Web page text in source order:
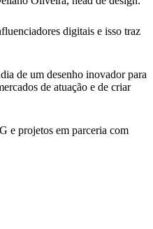
digitais e isso traz
de um desenho inovador para
de atuação e de criar
e projetos em parceria com